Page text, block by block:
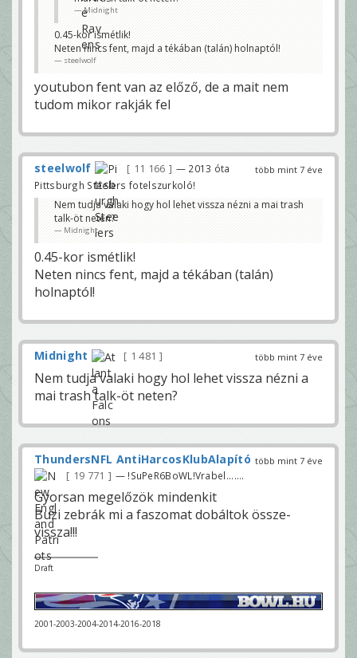
Midnight
0.45-kor ismétlik!
Neten nincs fent, majd a tékában (talán) holnaptól!
steelwolf
youtubon fent van az előző, de a mait nem
tudom mikor rakják fel
több mint 7 éve
steelwolf 11 166
— 2013 óta
Pittsburgh Steelers fotelszurkoló!
Nem tudja valaki hogy hol lehet vissza nézni a mai trash
talk-öt neten?
Midnight
0.45-kor ismétlik!
Neten nincs fent, majd a tékában (talán)
holnaptól!
több mint 7 éve
Midnight 1 481
Nem tudja valaki hogy hol lehet vissza nézni a
mai trash talk-öt neten?
több mint 7 éve
ThundersNFL AntiHarcosKlubAlapító
19 771 — !SuPeR6BoWL!Vrabel.......
Gyorsan megelőzök mindenkit
Buzi zebrák mi a faszomat dobáltok össze-
vissza!!!
Draft
2001-2003-2004-2014-2016-2018